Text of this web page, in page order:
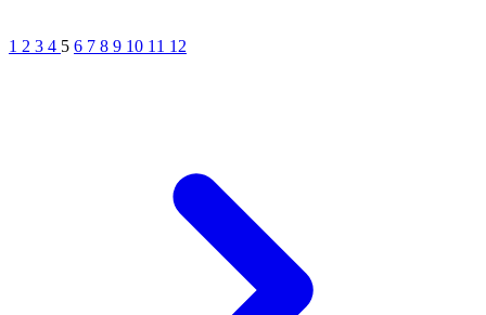
1 2 3 4 5 6 7 8 9 10 11 12